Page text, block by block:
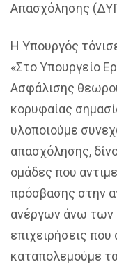
Απασχόλησης
Η Υπουργός
«Στο Υπουργείο
Ασφάλισης
κορυφαίας
υλοποιούμε
απασχόλησης,
ομάδες που
πρόσβασης στην
ανέργων άνω των
επιχειρήσεις
καταπολεμούμε